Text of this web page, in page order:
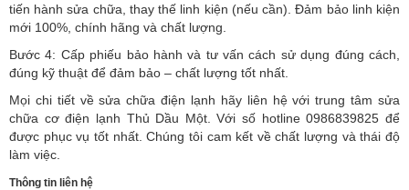
tiến hành sửa chữa, thay thế linh kiện (nếu cần). Đảm bảo linh kiện
mới 100%, chính hãng và chất lượng.
Bước 4: Cấp phiếu bảo hành và tư vấn cách sử dụng đúng cách,
đúng kỹ thuật để đảm bảo – chất lượng tốt nhất.
Mọi chi tiết về sửa chữa điện lạnh hãy liên hệ với trung tâm sửa
chữa cơ điện lạnh Thủ Dầu Một. Với số hotline 0986839825 để
được phục vụ tốt nhất. Chúng tôi cam kết về chất lượng và thái độ
làm việc.
Thông tin liên hệ